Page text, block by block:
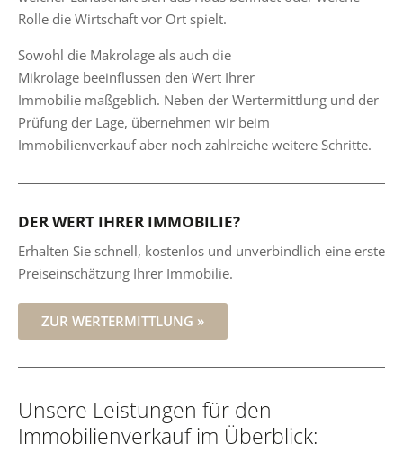
Rolle die Wirtschaft vor Ort spielt.
Sowohl die Makrolage als auch die
Mikrolage beeinflussen den Wert Ihrer
Immobilie maßgeblich. Neben der Wertermittlung und der
Prüfung der Lage, übernehmen wir beim
Immobilienverkauf aber noch zahlreiche weitere Schritte.
DER WERT IHRER IMMOBILIE?
Erhalten Sie schnell, kostenlos und unverbindlich eine erste
Preiseinschätzung Ihrer Immobilie.
ZUR WERTERMITTLUNG »
Unsere Leistungen für den
Immobilienverkauf im Überblick: